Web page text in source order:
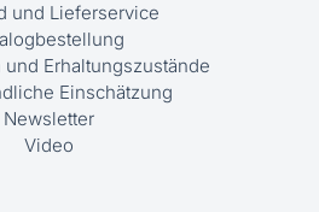
und Lieferservice
Erhaltungszustände
Einschätzung
Newsletter
Video